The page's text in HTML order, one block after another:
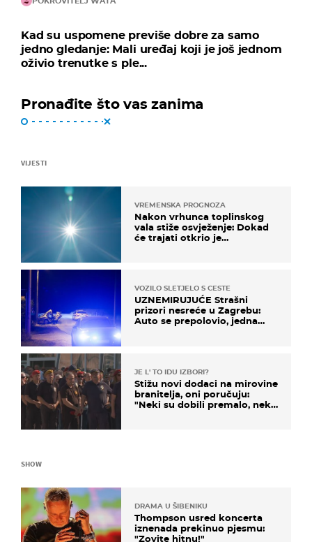
Kad su uspomene previše dobre za samo
jedno gledanje: Mali uređaj koji je još jednom
oživio trenutke s ple...
Pronađite što vas zanima
VIJESTI
VREMENSKA PROGNOZA
Nakon vrhunca toplinskog
vala stiže osvježenje: Dokad
će trajati otkrio je
VOZILO SLETJELO S CESTE
UZNEMIRUJUĆE Strašni
prizori nesreće u Zagrebu:
Auto se prepolovio, jedna
JE L' TO IDU IZBORI?
Stižu novi dodaci na mirovine
branitelja, oni poručuju:
"Neki su dobili premalo, neki
SHOW
DRAMA U ŠIBENIKU
Thompson usred koncerta
iznenada prekinuo pjesmu:
"Zovite hitnu!"